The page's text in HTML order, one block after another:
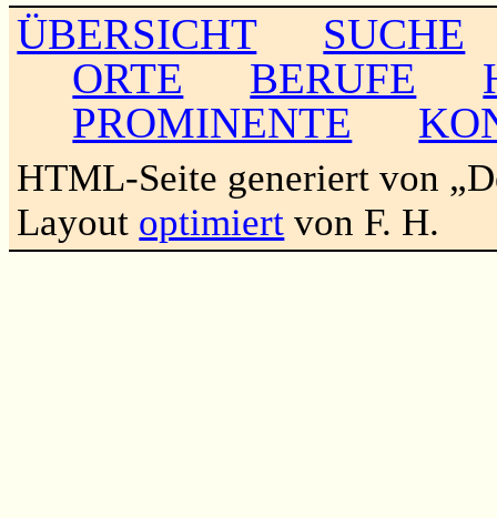
ÜBERSICHT
SUCHE
ORTE
BERUFE
PROMINENTE
HTML-Seite generiert von
Layout optimiert von F. H.